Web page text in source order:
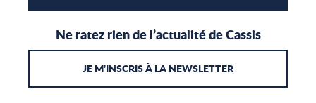
Ne ratez rien de l’actualité de Cassis
JE M'INSCRIS À LA NEWSLETTER